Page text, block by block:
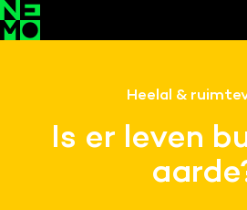
Heelal &
Is er leven
Cookies van derde partijen
Noodzakelijk om content van